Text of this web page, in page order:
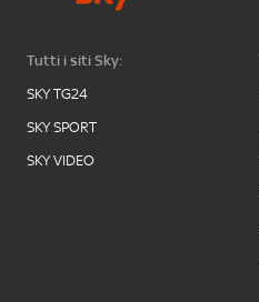
Tutti i siti Sky:
SKY TG24
SKY SPORT
SKY VIDEO